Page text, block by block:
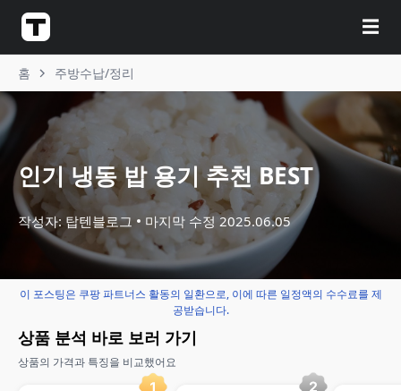
☰
홈 주방수납/정리
인기 냉동 밥 용기 추천 BEST
작성자: 탑텐블로그 마지막 수정 2025.06.05
이 포스팅은 쿠팡 파트너스 활동의 일환으로, 이에 따른 일정액의 수수료를 제
공받습니다.
상품 분석 바로 보러 가기
상품의 가격과 특징을 비교했어요